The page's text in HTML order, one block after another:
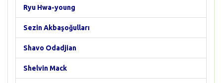
Ryu Hwa-young
Sezin Akbaşoğulları
Shavo Odadjian
Shelvin Mack